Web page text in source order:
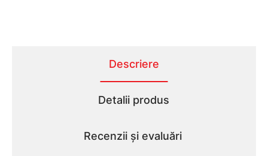
Descriere
Detalii produs
Recenzii și evaluări